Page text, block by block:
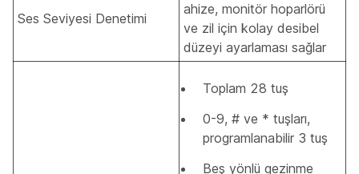
Ses Seviyesi Denetimi
ahize, monitör hoparlörü
ve zil için kolay desibel
düzeyi ayarlaması sağlar
Toplam 28 tuş
0-9, # ve * tuşları,
programlanabilir 3 tuş
Beş yönlü gezinme